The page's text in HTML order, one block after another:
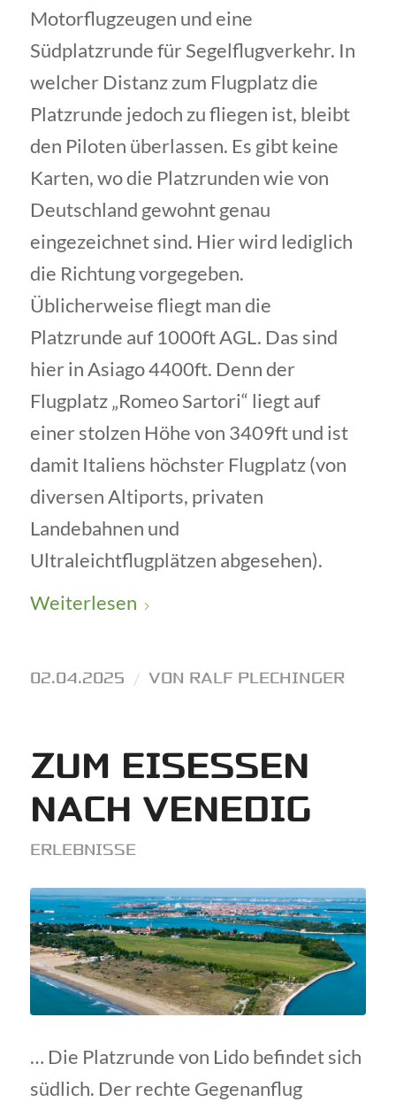
Motorflugzeugen und eine
Südplatzrunde für Segelflugverkehr. In
welcher Distanz zum Flugplatz die
Platzrunde jedoch zu fliegen ist, bleibt
den Piloten überlassen. Es gibt keine
Karten, wo die Platzrunden wie von
Deutschland gewohnt genau
eingezeichnet sind. Hier wird lediglich
die Richtung vorgegeben.
Üblicherweise fliegt man die
Platzrunde auf 1000ft AGL. Das sind
hier in Asiago 4400ft. Denn der
Flugplatz „Romeo Sartori“ liegt auf
einer stolzen Höhe von 3409ft und ist
damit Italiens höchster Flugplatz (von
diversen Altiports, privaten
Landebahnen und
Ultraleichtflugplätzen abgesehen).
Weiterlesen
02.04.2025 / VON RALF PLECHINGER
ZUM EISESSEN
NACH VENEDIG
ERLEBNISSE
… Die Platzrunde von Lido befindet sich
südlich. Der rechte Gegenanflug